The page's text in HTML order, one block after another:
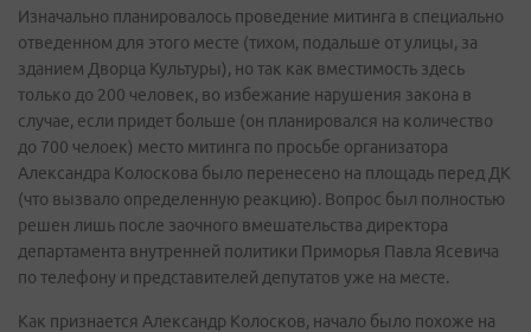
Изначально планировалось проведение митинга в специально
отведенном для этого месте (тихом, подальше от улицы, за
зданием Дворца Культуры), но так как вместимость здесь
только до 200 человек, во избежание нарушения закона в
случае, если придет больше (он планировался на количество
до 700 челоек) место митинга по просьбе организатора
Александра Колоскова было перенесено на площадь перед ДК
(что вызвало определенную реакцию). Вопрос был полностью
решен лишь после заочного вмешательства директора
департамента внутренней политики Приморья Павла Ясевича
по телефону и представителей депутатов уже на месте.
Как признается Александр Колосков, начало было похоже на